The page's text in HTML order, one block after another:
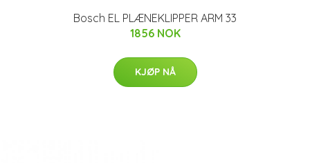
Bosch EL PLÆNEKLIPPER ARM 33
1856 NOK
KJØP NÅ